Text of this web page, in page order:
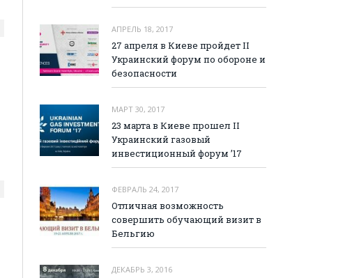
АПРЕЛЬ 18, 2017
27 апреля в Киеве пройдет II
Украинский форум по обороне и
безопасности
МАРТ 30, 2017
23 марта в Киеве прошел II
Украинский газовый
инвестиционный форум ’17
ФЕВРАЛЬ 24, 2017
Отличная возможность
совершить обучающий визит в
Бельгию
ДЕКАБРЬ 3, 2016